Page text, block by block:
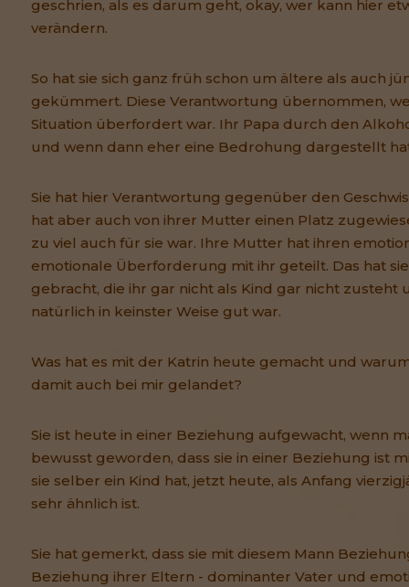
geschrien, als es darum geht, okay, wer kann hier
verändern.
So hat sie sich ganz früh schon um ältere als auch
gekümmert. Diese Verantwortung übernommen,
Situation überfordert war. Ihr Papa durch den
und wenn dann eher eine Bedrohung dargestellt
Sie hat hier Verantwortung gegenüber den
hat aber auch von ihrer Mutter einen Platz
zu viel auch für sie war. Ihre Mutter hat ihren
emotionale Überforderung mit ihr geteilt. Das hat
gebracht, die ihr gar nicht als Kind gar nicht zusteht
natürlich in keinster Weise gut war.
Was hat es mit der Katrin heute gemacht und
damit auch bei mir gelandet?
Sie ist heute in einer Beziehung aufgewacht, wenn
bewusst geworden, dass sie in einer Beziehung ist
sie selber ein Kind hat, jetzt heute, als Anfang
sehr ähnlich ist.
Sie hat gemerkt, dass sie mit diesem Mann
Beziehung ihrer Eltern - dominanter Vater und